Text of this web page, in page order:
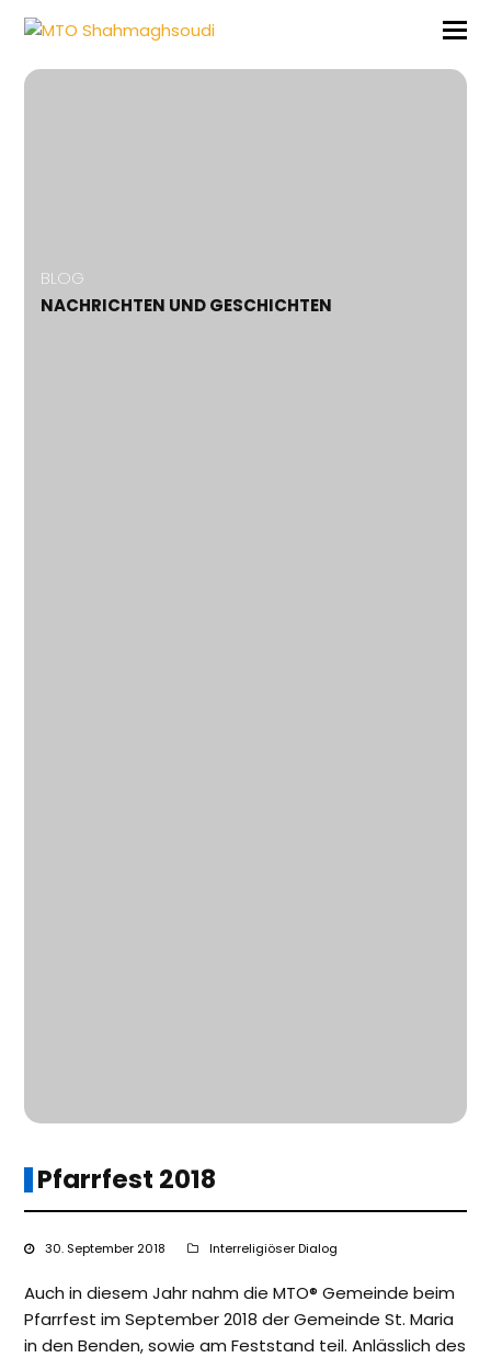
BLOG
NACHRICHTEN UND GESCHICHTEN
Pfarrfest 2018
30. September 2018 Interreligiöser Dialog
Auch in diesem Jahr nahm die MTO® Gemeinde beim
Pfarrfest im September 2018 der Gemeinde St. Maria
in den Benden, sowie am Feststand teil. Anlässlich des